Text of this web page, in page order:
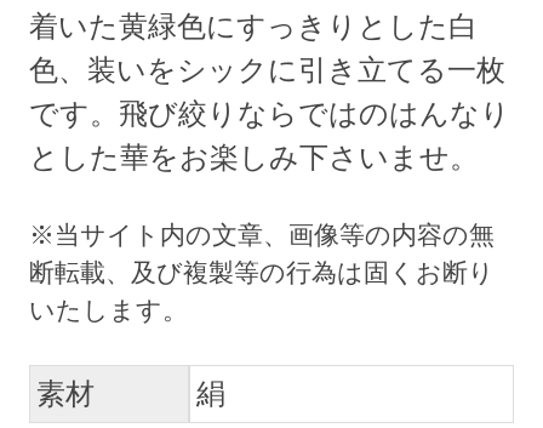
着いた黄緑色にすっきりとした白
色、装いをシックに引き立てる一枚
です。飛び絞りならではのはんなり
とした華をお楽しみ下さいませ。
素材 絹